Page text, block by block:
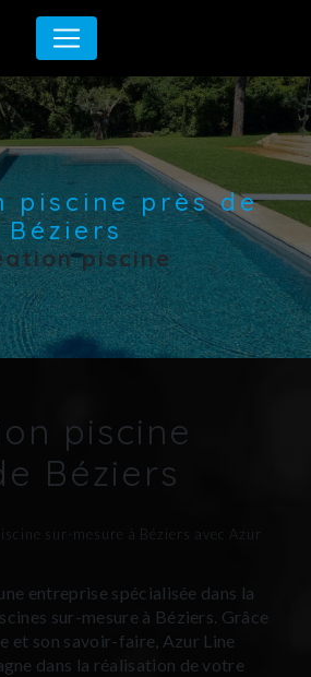
piscine près de
Béziers
piscine
piscine
Béziers
sur-mesure à Béziers avec Azur
entreprise spécialisée dans la
sur-mesure à Béziers. Grâce
et son savoir-faire, Azur Line
dans la réalisation de votre
cookies